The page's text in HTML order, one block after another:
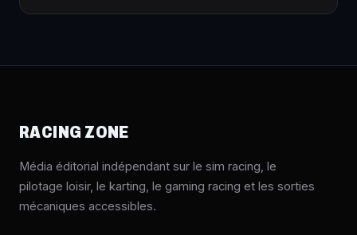
RACING ZONE
Média éditorial indépendant sur le sim racing, le
pilotage loisir, le karting, le gaming racing et les sorties
mécaniques accessibles.